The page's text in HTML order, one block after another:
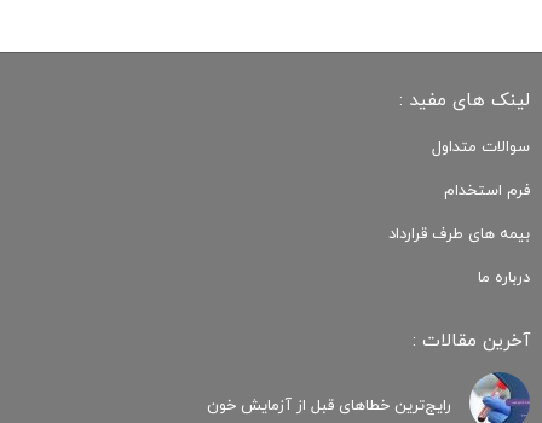
لینک های مفید :
سوالات متداول
فرم استخدام
بیمه های طرف قرارداد
درباره ما
آخرین مقالات :
رایج‌ترین خطاهای قبل از آزمایش خون